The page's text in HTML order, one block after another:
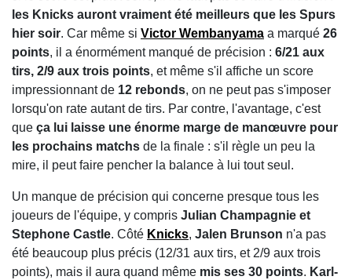
les Knicks auront vraiment été meilleurs que les Spurs
hier soir. Car même si Victor Wembanyama a marqué 26
points, il a énormément manqué de précision : 6/21 aux
tirs, 2/9 aux trois points, et même s'il affiche un score
impressionnant de 12 rebonds, on ne peut pas s'imposer
lorsqu'on rate autant de tirs. Par contre, l'avantage, c'est
que ça lui laisse une énorme marge de manœuvre pour
les prochains matchs de la finale : s'il règle un peu la
mire, il peut faire pencher la balance à lui tout seul.
Un manque de précision qui concerne presque tous les
joueurs de l'équipe, y compris Julian Champagnie et
Stephone Castle. Côté Knicks, Jalen Brunson n'a pas
été beaucoup plus précis (12/31 aux tirs, et 2/9 aux trois
points), mais il aura quand même mis ses 30 points. Karl-